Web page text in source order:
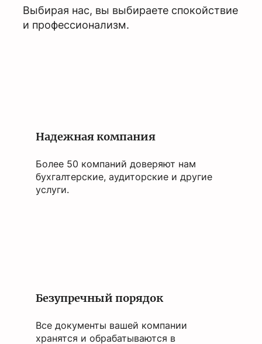
Выбирая нас, вы выбираете спокойствие
и профессионализм.
Надежная компания
Более 50 компаний доверяют нам
бухгалтерские, аудиторские и другие
услуги.
Безупречный порядок
Все документы вашей компании
хранятся и обрабатываются в